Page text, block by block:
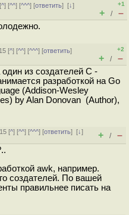
^] [^^] [^^^] [ответить][↓]
+1
+ / –
[^] [^^] [^^^] [ответить]
+2
+ / –
один из создателей С -
разработкой на Go
(Addison-Wesley
by Alan Donovan (Author),
[^] [^^] [^^^] [ответить][↓]
+ / –
awk, например.
создателей. По вашей
правильнее писать на